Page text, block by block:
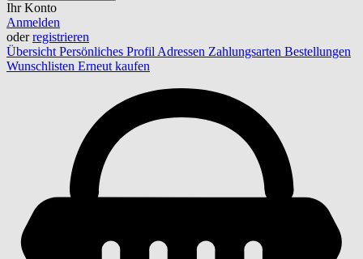
Ihr Konto
Anmelden
oderregistrieren
Übersicht Persönliches Profil Adressen Zahlungsarten Bestellungen
Wunschlisten Erneut kaufen